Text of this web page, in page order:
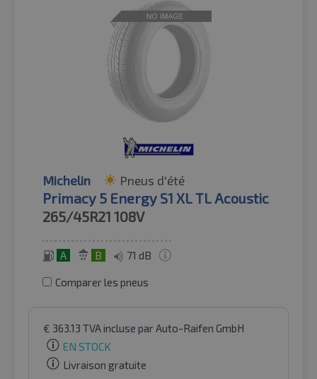
Michelin Pneus d'été
Primacy 5 Energy S1 XL TL Acoustic
265/45R21 108V
A B 71 dB
Comparer les pneus
€ 363.13 TVA incluse par Auto-Raifen GmbH
EN STOCK
Livraison gratuite